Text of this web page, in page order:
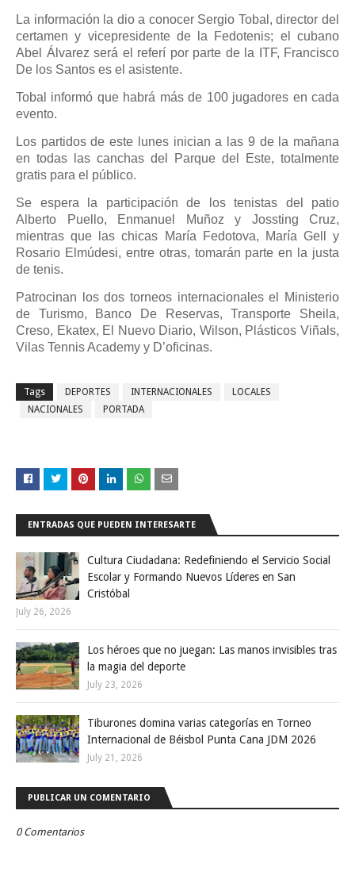
La información la dio a conocer Sergio Tobal, director del
certamen y vicepresidente de la Fedotenis; el cubano
Abel Álvarez será el referí por parte de la ITF, Francisco
De los Santos es el asistente.
Tobal informó que habrá más de 100 jugadores en cada
evento.
Los partidos de este lunes inician a las 9 de la mañana
en todas las canchas del Parque del Este, totalmente
gratis para el público.
Se espera la participación de los tenistas del patio
Alberto Puello, Enmanuel Muñoz y Jossting Cruz,
mientras que las chicas María Fedotova, María Gell y
Rosario Elmúdesi, entre otras, tomarán parte en la justa
de tenis.
Patrocinan los dos torneos internacionales el Ministerio
de Turismo, Banco De Reservas, Transporte Sheila,
Creso, Ekatex, El Nuevo Diario, Wilson, Plásticos Viñals,
Vilas Tennis Academy y D’oficinas.
Tags DEPORTES INTERNACIONALES
LOCALES
NACIONALES
PORTADA
ENTRADAS QUE PUEDEN INTERESARTE
Cultura Ciudadana: Redefiniendo el Servicio Social
Escolar y Formando Nuevos Líderes en San
Cristóbal
July 26, 2026
Los héroes que no juegan: Las manos invisibles tras
la magia del deporte
July 23, 2026
Tiburones domina varias categorías en Torneo
Internacional de Béisbol Punta Cana JDM 2026
July 21, 2026
PUBLICAR UN COMENTARIO
0 Comentarios